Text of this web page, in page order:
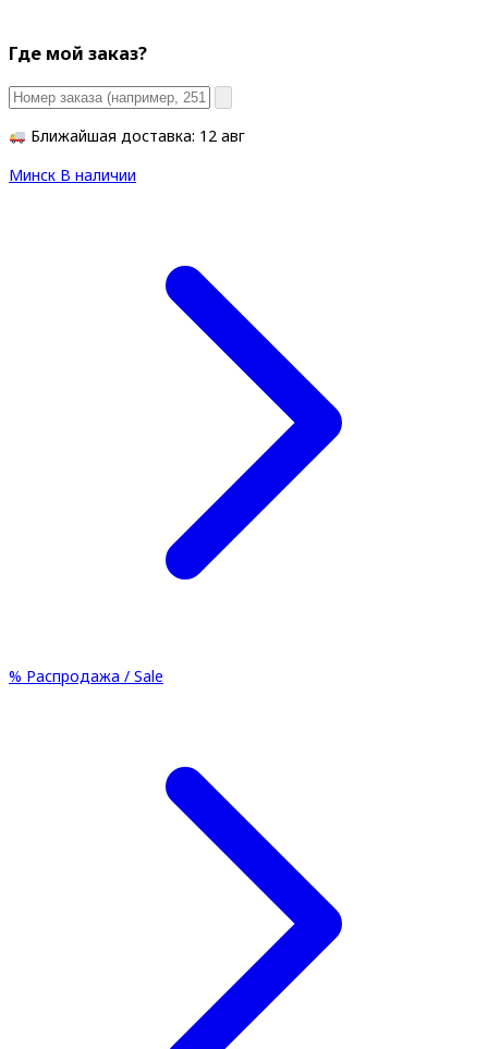
Где мой заказ?
Ближайшая доставка: 12 авг
Минск В наличии
% Распродажа / Sale